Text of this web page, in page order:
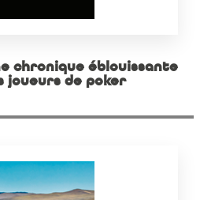
chronique éblouissante
joueurs de poker